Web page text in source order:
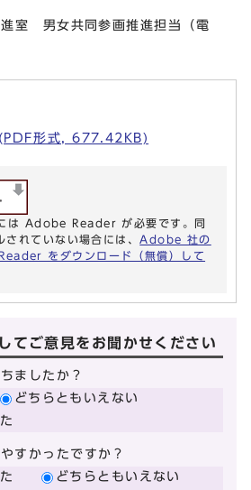
室 男女共同参画推進担当（電
形式, 677.42KB)
は Adobe Reader が必要です。同
されていない場合には、 Adobe 社の
をダウンロード（無償）して
てご意見をお聞かせください
ましたか？
どちらともいえない
すかったですか？
どちらともいえない